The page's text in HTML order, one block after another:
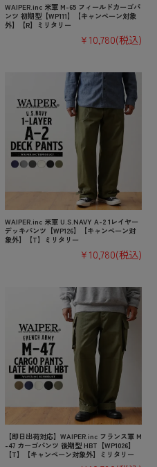
WAIPER.inc 米軍 M-65 フィールドカーゴパ
ンツ 初期型【WP111】【キャンペーン対象
外】【R】ミリタリー
¥10,780(税込)
WAIPER.inc 米軍 U.S.NAVY A-2 1レイヤー
デッキパンツ【WP126】【キャンペーン対
象外】【T】ミリタリー
¥10,780(税込)
【即日出荷対応】WAIPER.inc フランス軍 M
-47 カーゴパンツ 後期型 HBT【WP1026】
【T】【キャンペーン対象外】ミリタリー